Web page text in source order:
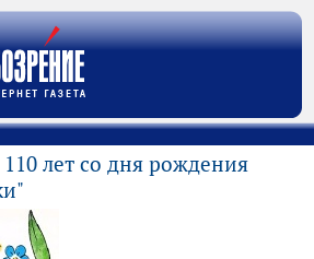
лет со дня рождения